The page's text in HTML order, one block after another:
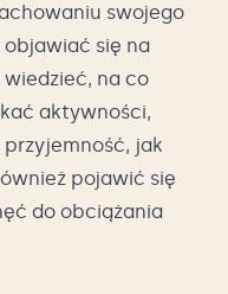
swojego
się na
na co
aktywności,
jak
pojawić się
do obciążania